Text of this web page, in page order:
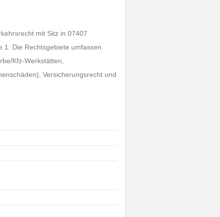
mit Sitz in 07407
1. Die Rechtsgebiete umfassen
Kfz-Werkstätten,
Versicherungsrecht und